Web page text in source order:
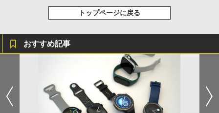
トップページに戻る
おすすめ記事